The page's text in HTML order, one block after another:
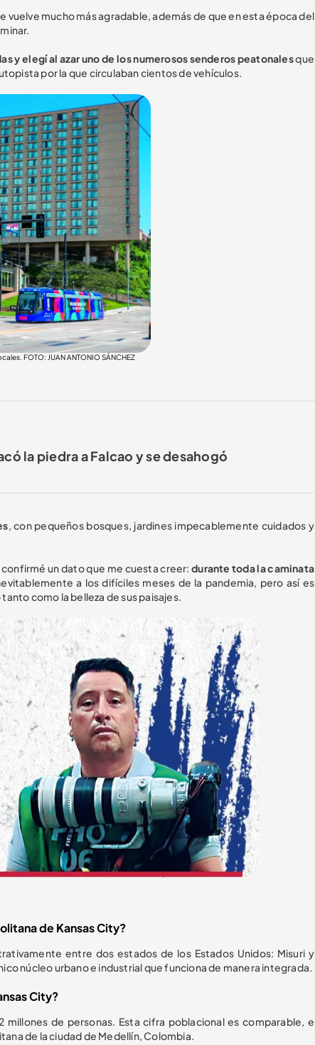
vuelve mucho más agradable, además de que en esta época del
y elegí al azar uno de los numerosos senderos peatonalesque
por la que circulaban cientos de vehículos.
FOTO: JUAN ANTONIO SÁNCHEZ
la piedra a Falcao y se desahogó
, con pequeños bosques, jardines impecablemente cuidados y
un dato que me cuesta creer:durante toda la caminata
a los difíciles meses de la pandemia, pero así es
como la belleza de sus paisajes.
de Kansas City?
entre dos estados de los Estados Unidos: Misuri y
núcleo urbano e industrial que funciona de manera integrada.
City?
de personas. Esta cifra poblacional es comparable, e
de la ciudad de Medellín, Colombia.